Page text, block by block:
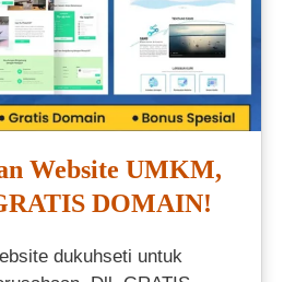
Website UMKM,
DOMAIN!
dukuhseti untuk